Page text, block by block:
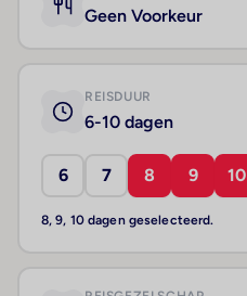
Geen Voorkeur
REISDUUR
6-10 dagen
6 7 8 9 10
8, 9, 10 dagen geselecteerd.